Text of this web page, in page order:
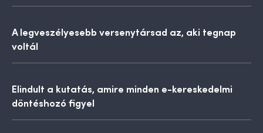
A legveszélyesebb versenytársad az, aki tegnap
voltál
Elindult a kutatás, amire minden e-kereskedelmi
döntéshozó figyel